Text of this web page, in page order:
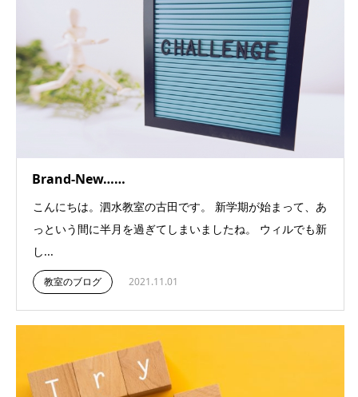
Brand-New……
こんにちは。泗水教室の古田です。 新学期が始まって、あ
っという間に半月を過ぎてしまいましたね。 ウィルでも新
し...
教室のブログ 2021.11.01